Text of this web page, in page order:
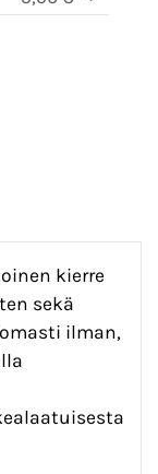
kierre
sekä
ilman,